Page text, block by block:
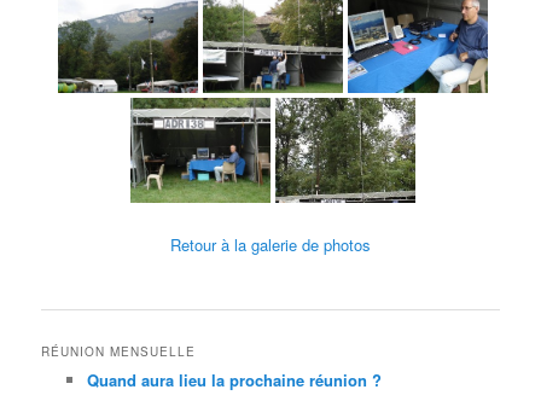
Retour à la galerie de photos
RÉUNION MENSUELLE
Quand aura lieu la prochaine réunion ?